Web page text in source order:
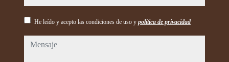
He leído y acepto las condiciones de uso y política de privacidad
mensaje